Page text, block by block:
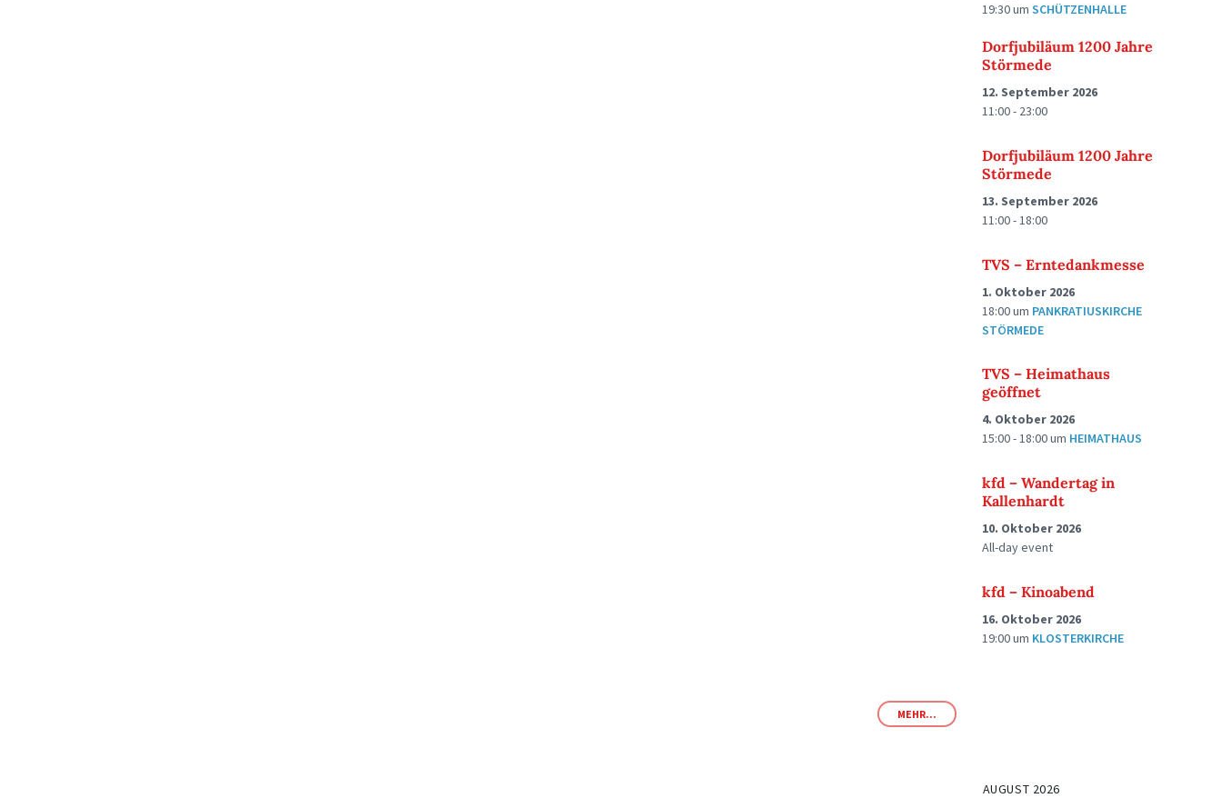
19:30umSCHÜTZENHALLE
Dorfjubiläum 1200 Jahre
Störmede
12. September 2026
11:00 - 23:00
Dorfjubiläum 1200 Jahre
Störmede
13. September 2026
11:00 - 18:00
TVS – Erntedankmesse
1. Oktober 2026
18:00um PANKRATIUSKIRCHE
STÖRMEDE
TVS – Heimathaus
geöffnet
4. Oktober 2026
15:00 - 18:00um HEIMATHAUS
kfd – Wandertag in
Kallenhardt
10. Oktober 2026
All-day event
kfd – Kinoabend
16. Oktober 2026
19:00um KLOSTERKIRCHE
MEHR...
AUGUST 2026